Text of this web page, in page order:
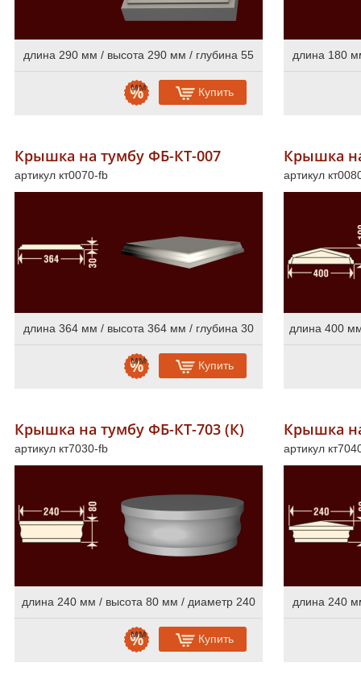
Расширенный поиск по сайту
длина 290 мм / высота 290 мм / глубина 55
мм Купить
длина 180
Крышка на тумбу ФБ-КТ-007
артикул кт0070-fb
длина 364 мм / высота 364 мм / глубина 30
мм Купить
Крышка
артикул
длина 400
Крышка на тумбу ФБ-КТ-703 (К)
артикул кт7030-fb
длина 240 мм / высота 80 мм / диаметр 240
мм Купить
Крышка
артикул
длина 240